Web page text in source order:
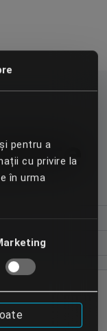
pentru a
cu privire la
în urma
te